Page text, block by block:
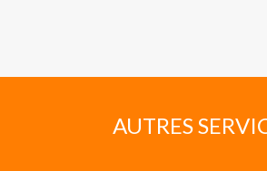
AUTRES